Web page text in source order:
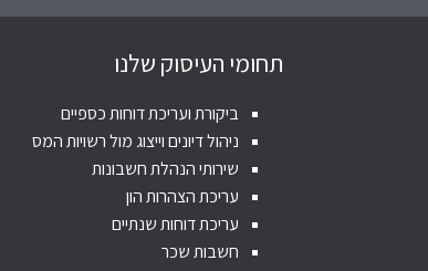
תחומי העיסוק שלנו
ביקורת ועריכת דוחות כספיים
ניהול דיונים וייצוג מול רשויות המס
שירותי הנהלת חשבונות
עריכת הצהרות הון
עריכת דוחות שנתיים
חשבות שכר